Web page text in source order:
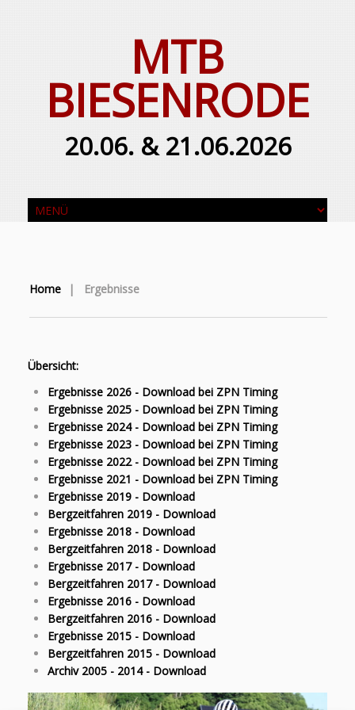
MTB
BIESENRODE
20.06. & 21.06.2026
Home | Ergebnisse
Übersicht:
Ergebnisse 2026 - Download bei ZPN Timing
Ergebnisse 2025 - Download bei ZPN Timing
Ergebnisse 2024 - Download bei ZPN Timing
Ergebnisse 2023 - Download bei ZPN Timing
Ergebnisse 2022 - Download bei ZPN Timing
Ergebnisse 2021 - Download bei ZPN Timing
Ergebnisse 2019 - Download
Bergzeitfahren 2019 - Download
Ergebnisse 2018 - Download
Bergzeitfahren 2018 - Download
Ergebnisse 2017 - Download
Bergzeitfahren 2017 - Download
Ergebnisse 2016 - Download
Bergzeitfahren 2016 - Download
Ergebnisse 2015 - Download
Bergzeitfahren 2015 - Download
Archiv 2005 - 2014 - Download